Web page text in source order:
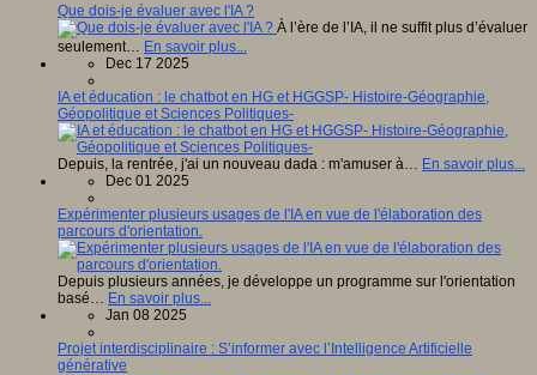
Que dois-je évaluer avec l'IA ?
À l’ère de l’IA, il ne suffit plus d’évaluer
seulement… En savoir plus...
Dec 17 2025
IA et éducation : le chatbot en HG et HGGSP- Histoire-Géographie,
Géopolitique et Sciences Politiques-
Depuis, la rentrée, j'ai un nouveau dada : m'amuser à… En savoir plus...
Dec 01 2025
Expérimenter plusieurs usages de l'IA en vue de l'élaboration des
parcours d'orientation.
Depuis plusieurs années, je développe un programme sur l'orientation
basé… En savoir plus...
Jan 08 2025
Projet interdisciplinaire : S’informer avec l’Intelligence Artificielle
générative